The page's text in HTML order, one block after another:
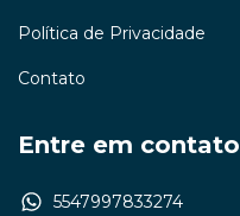
Política de Privacidade
Contato
Entre em contato
5547997833274